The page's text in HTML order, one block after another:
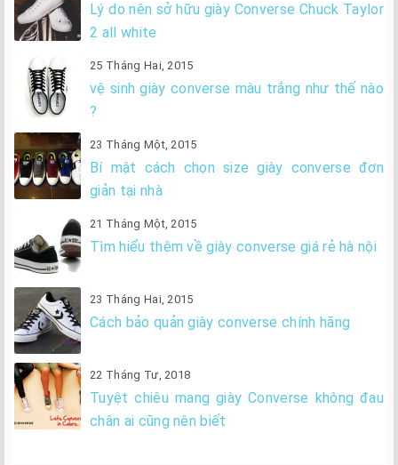
Lý do nên sở hữu giày Converse Chuck Taylor
2 all white
25 Tháng Hai, 2015
vệ sinh giày converse màu trắng như thế nào
?
23 Tháng Một, 2015
Bí mật cách chọn size giày converse đơn
giản tại nhà
21 Tháng Một, 2015
Tìm hiểu thêm về giày converse giá rẻ hà nội
23 Tháng Hai, 2015
Cách bảo quản giày converse chính hãng
22 Tháng Tư, 2018
Tuyệt chiêu mang giày Converse không đau
chân ai cũng nên biết